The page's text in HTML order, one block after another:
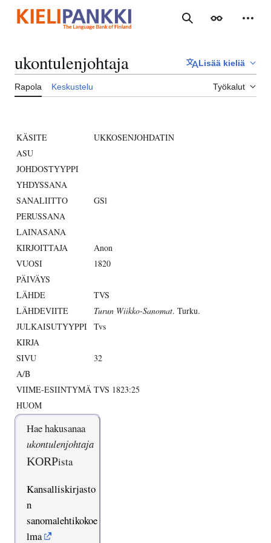
sisältöön
Haku Ulkoasu
ukontulenjohtaja Lisää kieliä
Rapola Keskustelu Työkalut
KÄSITE
UKKOSENJOHDATIN
ASU
JOHDOSTYYPPI
YHDYSSANA
SANALIITTO
GSl
PERUSSANA
LAINASANA
KIRJOITTAJA
Anon
VUOSI
1820
PÄIVÄYS
LÄHDE
TVS
LÄHDEVIITE
Turun Wiikko-Sanomat. Turku.
JULKAISUTYYPPI Tvs
KIRJA
SIVU
32
A/B
VIIME-ESIINTYMÄ TVS 1823:25
HUOM
Hae hakusanaa
ukontulenjohtaja
KORPista
Kansalliskirjasto
n
sanomalehtikokoe
lma